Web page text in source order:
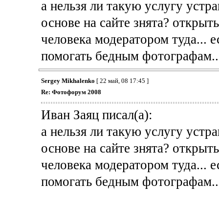
а нельзя ли такую услугу
основе на сайте знята?
человека модератором туда...
помогать бедным
Sergey Mikhalenko [ 22 май, 08 17:45 ]
Re: Фотофорум 2008
Иван Заяц писал(а):
а нельзя ли такую услугу
основе на сайте знята?
человека модератором туда...
помогать бедным